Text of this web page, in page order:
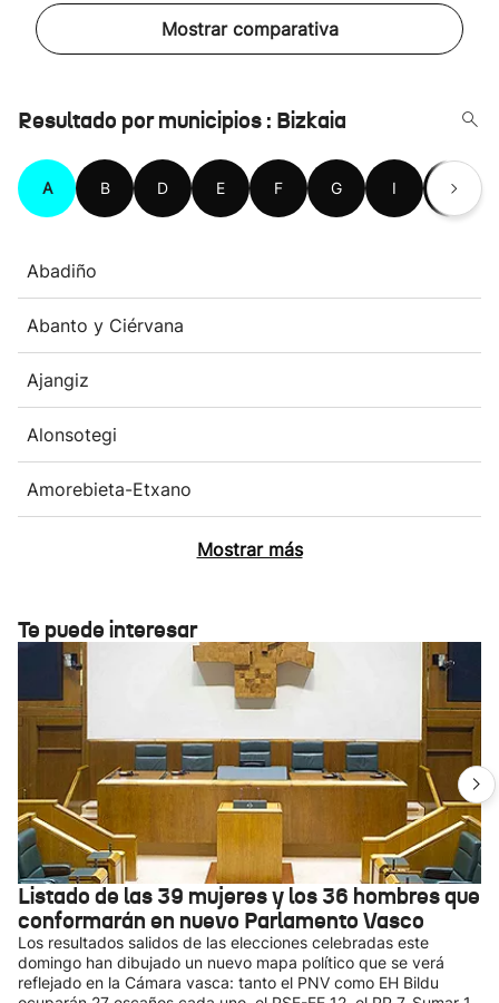
Mostrar comparativa
Resultado por municipios : Bizkaia
A B D E F G I K
Abadiño
Abanto y Ciérvana
Ajangiz
Alonsotegi
Amorebieta-Etxano
Mostrar más
Te puede interesar
Listado de las 39 mujeres y los 36 hombres que
conformarán en nuevo Parlamento Vasco
Los resultados salidos de las elecciones celebradas este
domingo han dibujado un nuevo mapa político que se verá
reflejado en la Cámara vasca: tanto el PNV como EH Bildu